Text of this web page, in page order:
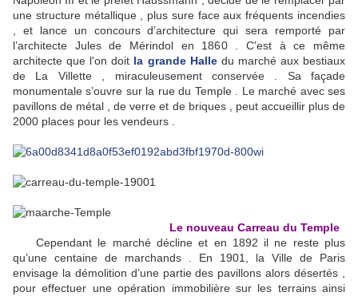
une structure métallique , plus sure face aux fréquents incendies
, et lance un concours d’architecture qui sera remporté par
l’architecte Jules de Mérindol en 1860 . C'est à ce même
architecte que l'on doit la grande Halledu marché aux bestiaux
de La Villette , miraculeusement conservée . Sa façade
monumentale s’ouvre sur la rue du Temple . Le marché avec ses
pavillons de métal , de verre et de briques , peut accueillir plus de
2000 places pour les vendeurs .
Le nouveau Carreau du Temple
Cependant le marché décline et en 1892 il ne reste plus
qu’une centaine de marchands . En 1901, la Ville de Paris
envisage la démolition d’une partie des pavillons alors désertés ,
pour effectuer une opération immobilière sur les terrains ainsi